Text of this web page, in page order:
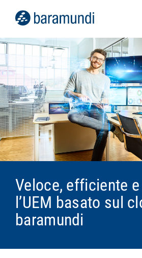
Veloce, efficiente
l’UEM basato sul
baramundi